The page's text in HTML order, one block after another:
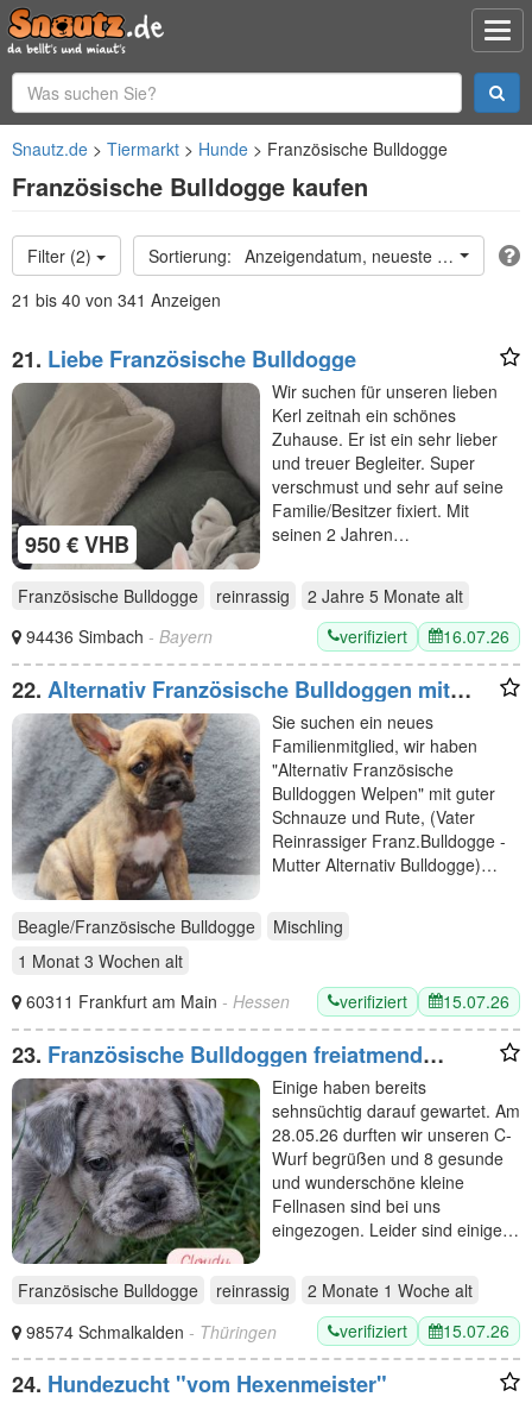
Snautz.de Tiermarkt Hunde Französische Bulldogge
Französische Bulldogge kaufen
Filter (2)
Anzeigendatum, neueste oben
21 bis 40 von 341 Anzeigen
21. Liebe Französische Bulldogge
950 € VHB
Wir suchen für unseren lieben
Kerl zeitnah ein schönes
Zuhause. Er ist ein sehr lieber
und treuer Begleiter. Super
verschmust und sehr auf seine
Familie/Besitzer fixiert. Mit
seinen 2 Jahren…
Französische Bulldogge reinrassig 2 Jahre 5 Monate alt
94436 Simbach - Bayern verifiziert 16.07.26
22. Alternativ Französische Bulldoggen mit
Rute und guter Schnauze inkl Ahnentafel
Sie suchen ein neues
Familienmitglied, wir haben
"Alternativ Französische
Bulldoggen Welpen" mit guter
Schnauze und Rute, (Vater
Reinrassiger Franz.Bulldogge -
Mutter Alternativ Bulldogge)…
Beagle/Französische Bulldogge
Mischling
1 Monat 3 Wochen alt
60311 Frankfurt am Main - Hessen verifiziert 15.07.26
23. Französische Bulldoggen freiatmend
sportlich und mit Rute
Einige haben bereits
sehnsüchtig darauf gewartet. Am
28.05.26 durften wir unseren C-
Wurf begrüßen und 8 gesunde
und wunderschöne kleine
Fellnasen sind bei uns
eingezogen. Leider sind einige…
Französische Bulldogge reinrassig 2 Monate 1 Woche alt
98574 Schmalkalden - Thüringen verifiziert 15.07.26
24. Hundezucht "vom Hexenmeister"